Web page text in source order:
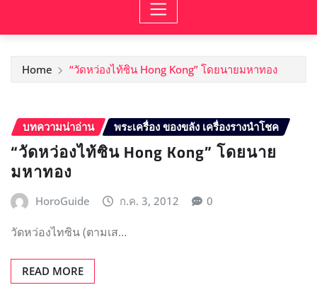
Home “วัดหว่องไท้ซิน Hong Kong” โดยนายมหาทอง
บทความน่าอ่าน พระเครื่อง ของขลัง เครื่องรางนำโชค
“วัดหว่องไท้ซิน Hong Kong” โดยนาย
มหาทอง
HoroGuide ก.ค. 3, 2012 0
วัดหว่องไทซิน (ตามเส…
READ MORE